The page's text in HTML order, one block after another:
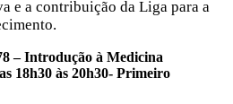
e a contribuição da Liga para a
– Introdução à Medicina
18h30 às 20h30- Primeiro